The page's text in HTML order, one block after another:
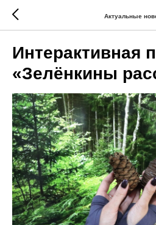
Актуальные
Интерактивная
«Зелёнкины